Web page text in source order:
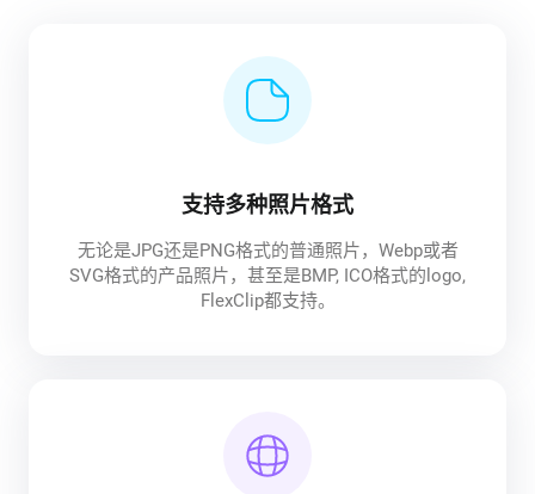
支持多种照片格式
无论是JPG还是PNG格式的普通照片，Webp或者
SVG格式的产品照片，甚至是BMP, ICO格式的logo,
FlexClip都支持。